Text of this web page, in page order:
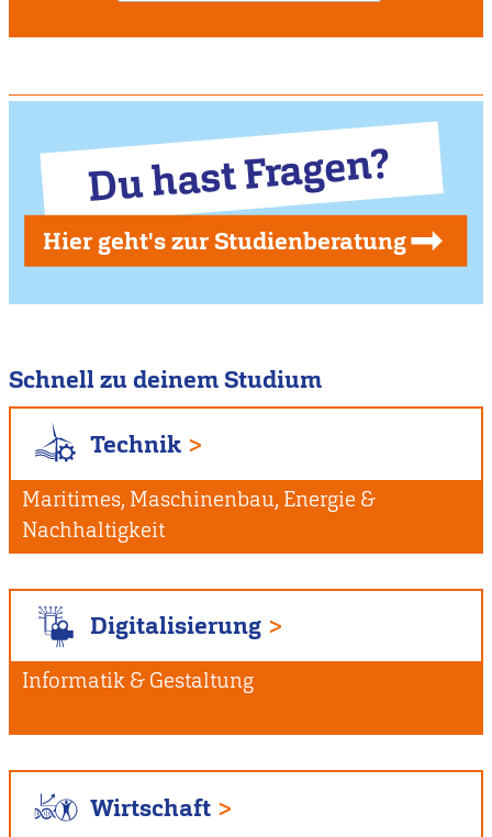
Du hast Fragen?
Hier geht's zur Studienberatung
Schnell zu deinem Studium
Technik
Maritimes, Maschinenbau, Energie &
Nachhaltigkeit
Digitalisierung
Informatik & Gestaltung
Wirtschaft